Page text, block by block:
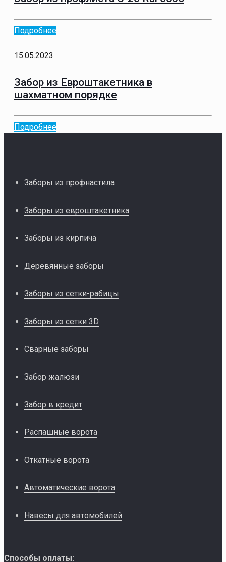
Подробнее
15.05.2023
Забор из Евроштакетника в
шахматном порядке
Подробнее
Заборы из профнастила
Заборы из евроштакетника
Заборы из кирпича
Деревянные заборы
Заборы из сетки-рабицы
Заборы из сетки 3D
Сварные заборы
Забор жалюзи
Забор в кредит
Распашные ворота
Откатные ворота
Автоматические ворота
Навесы для автомобилей
Способы оплаты: